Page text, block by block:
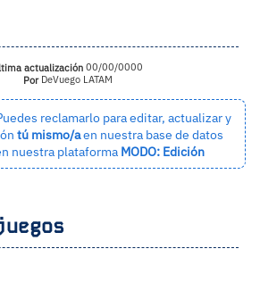
actualización 00/00/0000
PorDeVuego LATAM
reclamarlo para editar, actualizar y
tú mismo/aen nuestra base de datos
nuestra plataforma MODO: Edición